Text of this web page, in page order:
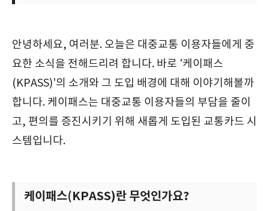
안녕하세요, 여러분. 오늘은 대중교통 이용자들에게 중
요한 소식을 전해드리려 합니다. 바로 '케이패스
(KPASS)'의 소개와 그 도입 배경에 대해 이야기해볼까
합니다. 케이패스는 대중교통 이용자들의 부담을 줄이
고, 편의를 증진시키기 위해 새롭게 도입된 교통카드 시
스템입니다.
케이패스(KPASS)란 무엇인가요?